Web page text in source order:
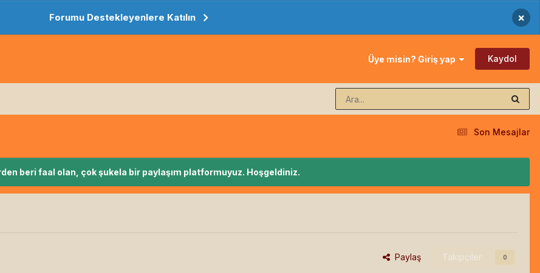
Forumu Destekleyenlere Katılın ×
Üye misin? Giriş yap Kaydol
Son Mesajlar
beri faal olan, çok şukela bir paylaşım platformuyuz. Hoşgeldiniz.
Paylaş Takipçiler 0